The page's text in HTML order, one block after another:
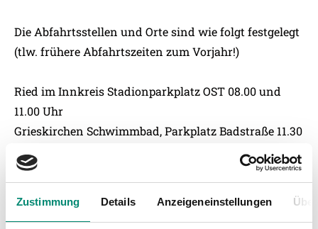
Zustimmung Details Anzeigeneinstellungen
Die Abfahrtsstellen und Orte sind wie folgt festgelegt
(tlw. frühere Abfahrtszeiten zum Vorjahr!)
Ried im Innkreis Stadionparkplatz OST 08.00 und
11.00 Uhr
Grieskirchen Schwimmbad, Parkplatz Badstraße 11.30
Braunau Parkplatz Festwiese, K.-Meindl-Straße 10.30
Vöcklabruck Hauptbahnhof, Reisebusterminal 11.00